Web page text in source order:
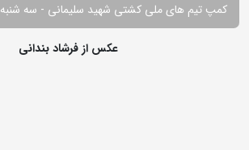
کمپ تیم های ملی کشتی شهید سلیمانی - سه شنبه 6 خردادماه
عکس از فرشاد بندانی